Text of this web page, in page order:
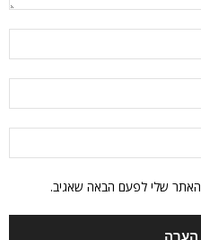
שלי לפעם הבאה שאגיב.